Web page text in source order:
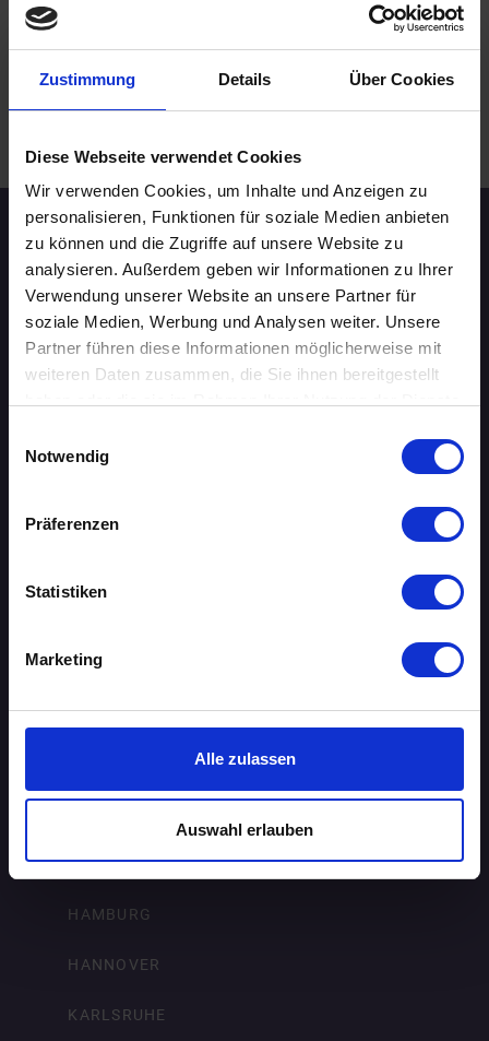
Zustimmung Details Über Cookies
Diese Webseite verwendet Cookies
Wir verwenden Cookies, um Inhalte und Anzeigen zu
personalisieren, Funktionen für soziale Medien anbieten
zu können und die Zugriffe auf unsere Website zu
analysieren. Außerdem geben wir Informationen zu Ihrer
Verwendung unserer Website an unsere Partner für
soziale Medien, Werbung und Analysen weiter. Unsere
Partner führen diese Informationen möglicherweise mit
weiteren Daten zusammen, die Sie ihnen bereitgestellt
Notwendig
Präferenzen
Statistiken
Marketing
Alle zulassen
Auswahl erlauben
Speed-Dating Events
ÜBERSICHT
AUGSBURG
BERLIN
DORTMUND
DRESDEN
FREIBURG IM BREISGAU
HAMBURG
HANNOVER
KARLSRUHE